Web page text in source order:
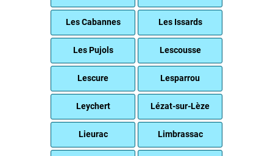
Les Cabannes Les Issards
Les Pujols Lescousse
Lescure Lesparrou
Leychert Lézat-sur-Lèze
Lieurac Limbrassac